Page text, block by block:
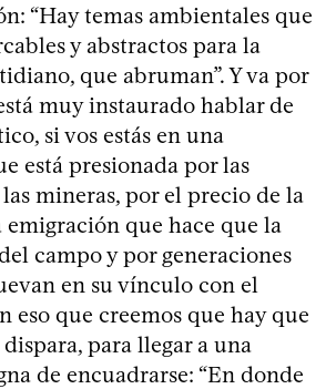
“Hay temas ambientales que
y abstractos para la
que abruman”. Y va por
muy instaurado hablar de
si vos estás en una
está presionada por las
mineras, por el precio de la
que hace que la
campo y por generaciones
en su vínculo con el
eso que creemos que hay que
dispara, para llegar a una
de encuadrarse: “En donde